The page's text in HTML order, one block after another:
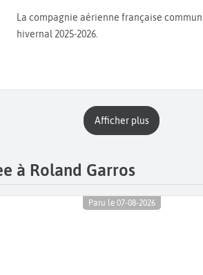
La compagnie aérienne française
hivernal 2025-2026.
Afficher plus
à Roland Garros
Paru le 07-08-2026